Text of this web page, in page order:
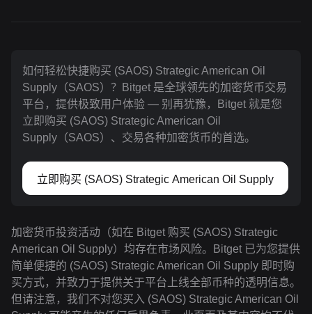
如何轻松快捷购买 (SAOS) Strategic American Oil
Supply（SAOS）？Bitget 是全球领先的加密货币交易
平台，提供极致用户体验 — 别再犹豫，Bitget 就是您
立即购买 (SAOS) Strategic American Oil
Supply（SAOS）、交易各种加密货币的首选。
立即购买 (SAOS) Strategic American Oil Supply
加密货币投资活动（如在 Bitget 购买 (SAOS) Strategic
American Oil Supply）均存在市场风险。Bitget 已为您提供
简单便捷的 (SAOS) Strategic American Oil Supply 即时购
买方式，并致力于提供关于平台上线全部币种的透明信息。
但请注意，我们不对您买入 (SAOS) Strategic American Oil